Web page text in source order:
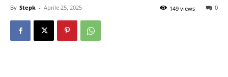
By Stepk - Aprile 25, 2025 0
149 views